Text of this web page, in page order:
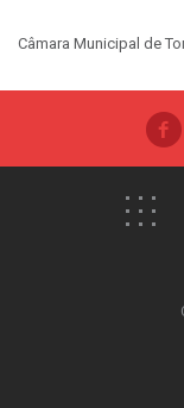
Câmara Municipal de